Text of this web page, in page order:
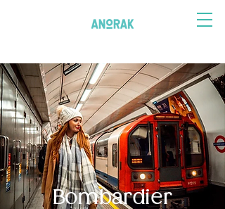
Bombardier